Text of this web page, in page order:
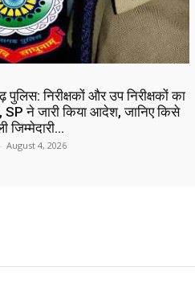
पुलिस: निरीक्षकों और उप निरीक्षकों का
SP ने जारी किया आदेश, जानिए किसे
जिम्मेदारी…
- August 4, 2026